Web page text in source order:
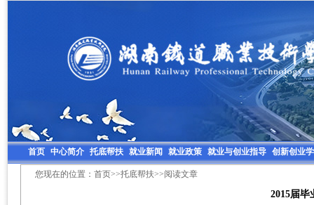
首页 中心简介 托底帮扶 就业新闻 就业政策 就业与创业指导 创新创业
您现在的位置：首页>>托底帮扶>>阅读文章
2015届毕